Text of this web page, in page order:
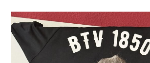
Position